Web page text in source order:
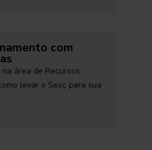
com
área de Recursos
levar o Sesc para sua